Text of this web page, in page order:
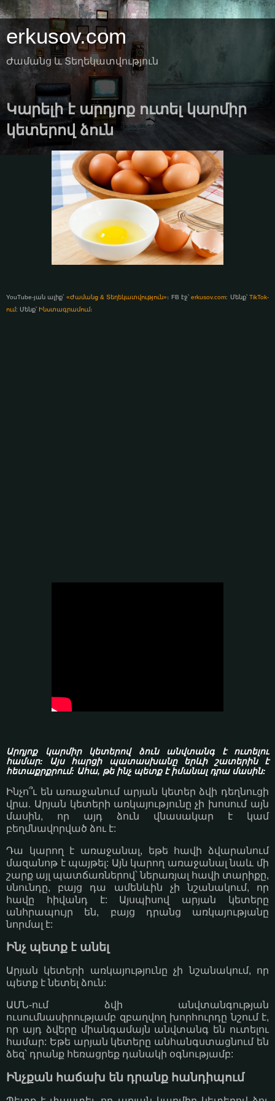
erkusov.com
Ժամանց և Տեղեկատվություն
Կարելի է արդյոք ուտել կարմիր
կետերով ձուն
YouTube-յան ալիք՝ «Ժամանց & Տեղեկատվություն»։ FB էջ՝erkusov.com: Մենք՝TikTok-
ում: Մենք՝ Ինստագրամում։
Արդյոք կարմիր կետերով ձուն անվտանգ է ուտելու
համար: Այս հարցի պատասխանը երևի շատերին է
հետաքրքրում: Ահա, թե ինչ պետք է իմանալ դրա մասին:
Ինչո՞ւ են առաջանում արյան կետեր ձվի դեղնուցի
վրա. Արյան կետերի առկայությունը չի խոսում այն
մասին, որ այդ ձուն վնասակար է կամ
բեղմնավորված ձու է:
Դա կարող է առաջանալ, եթե հավի ձվարանում
մազանոթ է պայթել: Այն կարող առաջանալ նաև մի
շարք այլ պատճառներով՝ ներառյալ հավի տարիքը,
սնունդը, բայց դա ամենևին չի նշանակում, որ
հավը հիվանդ է: Այսպիսով արյան կետերը
անհրապույր են, բայց դրանց առկայությանը
նորմալ է:
Ինչ պետք է անել
Արյան կետերի առկայությունը չի նշանակում, որ
պետք է նետել ձուն:
ԱՄՆ-ում ձվի անվտանգության
ուսումնասիրությամբ զբաղվող խորհուրդը նշում է,
որ այդ ձվերը միանգամայն անվտանգ են ուտելու
համար: Եթե արյան կետերը անհանգստացնում են
ձեզ՝ դրանք հեռացրեք դանակի օգնությամբ:
Ինչքան հաճախ են դրանք հանդիպում